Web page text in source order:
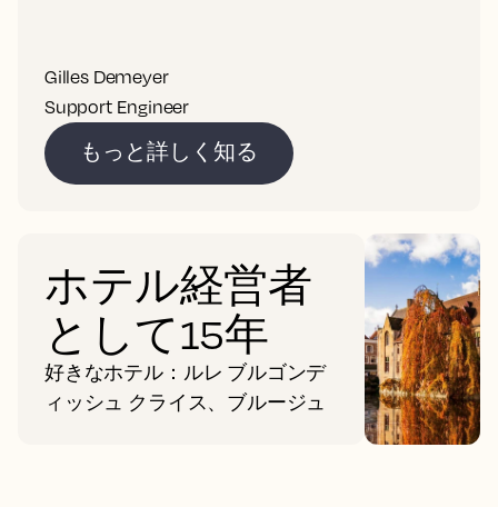
Gilles Demeyer
Support Engineer
もっと詳しく知る
ホテル経営者
として15年
好きなホテル：ルレ ブルゴンデ
ィッシュ クライス、ブルージュ